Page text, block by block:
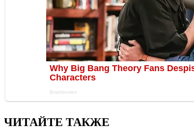
ЧИТАЙТЕ ТАКЖЕ